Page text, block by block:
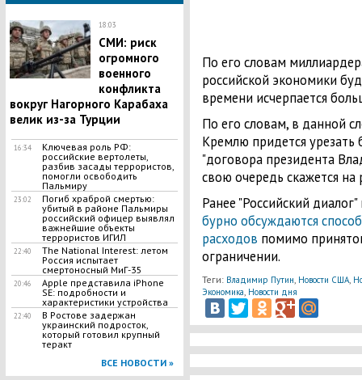
18:03
СМИ: риск
огромного
военного
конфликта
вокруг Нагорного Карабаха
велик из-за Турции
16:34
Ключевая роль РФ:
российские вертолеты,
разбив засады террористов,
помогли освободить
Пальмиру
23:02
Погиб храброй смертью:
убитый в районе Пальмиры
российский офицер выявлял
важнейшие объекты
террористов ИГИЛ
22:40
The National Interest: летом
Россия испытает
смертоносный МиГ-35
20:46
Apple представила iPhone
SE: подробности и
характеристики устройства
22:40
В Ростове задержан
украинский подросток,
который готовил крупный
теракт
ВСЕ НОВОСТИ »
По его словам
российской экономики
времени исчерпается
По его словам, в данной
Кремлю придется
"договора президента
свою очередь скажется
Ранее "Российский
бурно обсуждаются
расходов помимо
ограничении.
Теги: Владимир Путин Новости США,
Экономика Новости дня